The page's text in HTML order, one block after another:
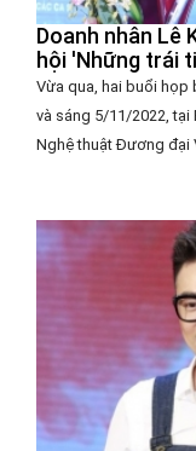
Doanh nhân Lê
hội 'Những trái
Vừa qua, hai buổi họp
và sáng 5/11/2022, tại
Nghệ thuật Đương đại